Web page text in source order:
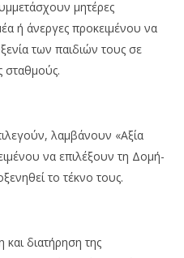
μητέρες
ή άνεργες προκειμένου να
των παιδιών τους σε
σταθμούς.
λαμβάνουν «Αξία
να επιλέξουν τη Δομή-
το τέκνο τους.
διατήρηση της